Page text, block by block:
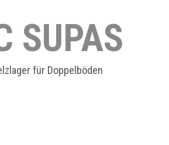
SUPAS
für Doppelböden